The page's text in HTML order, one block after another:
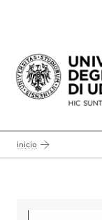
Passa al
inicio